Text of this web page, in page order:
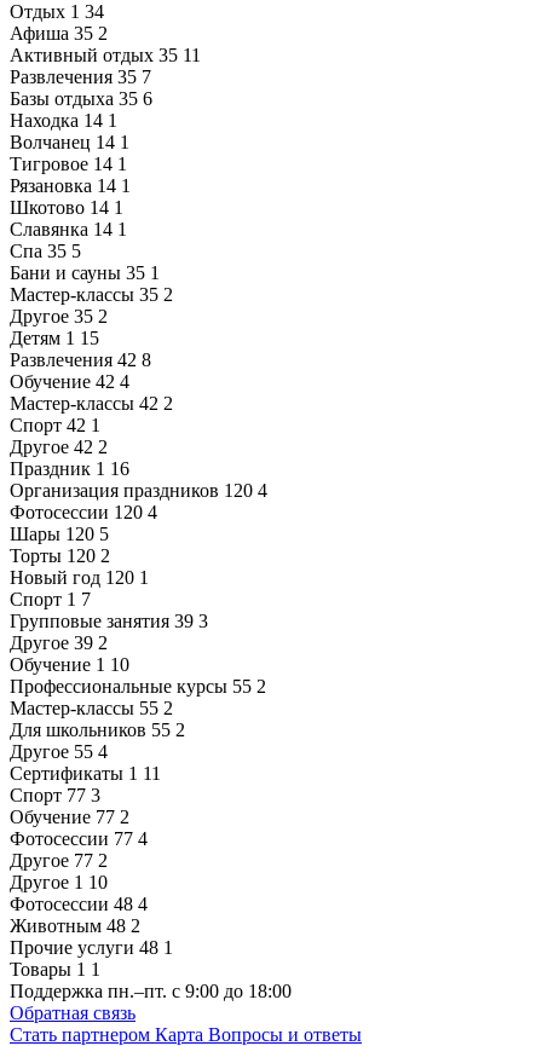
Отдых 1 34
Афиша 35 2
Активный отдых 35 11
Развлечения 35 7
Базы отдыха 35 6
Находка 14 1
Волчанец 14 1
Тигровое 14 1
Рязановка 14 1
Шкотово 14 1
Славянка 14 1
Спа 35 5
Бани и сауны 35 1
Мастер-классы 35 2
Другое 35 2
Детям 1 15
Развлечения 42 8
Обучение 42 4
Мастер-классы 42 2
Спорт 42 1
Другое 42 2
Праздник 1 16
Организация праздников 120 4
Фотосессии 120 4
Шары 120 5
Торты 120 2
Новый год 120 1
Спорт 1 7
Групповые занятия 39 3
Другое 39 2
Обучение 1 10
Профессиональные курсы 55 2
Мастер-классы 55 2
Для школьников 55 2
Другое 55 4
Сертификаты 1 11
Спорт 77 3
Обучение 77 2
Фотосессии 77 4
Другое 77 2
Другое 1 10
Фотосессии 48 4
Животным 48 2
Прочие услуги 48 1
Товары 1 1
Поддержка пн.–пт. с 9:00 до 18:00
Обратная связь
Стать партнером Карта Вопросы и ответы